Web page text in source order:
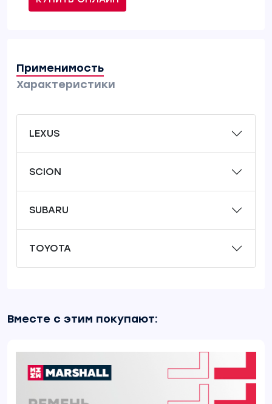
Применимость
Характеристики
LEXUS
SCION
SUBARU
TOYOTA
Вместе с этим покупают: